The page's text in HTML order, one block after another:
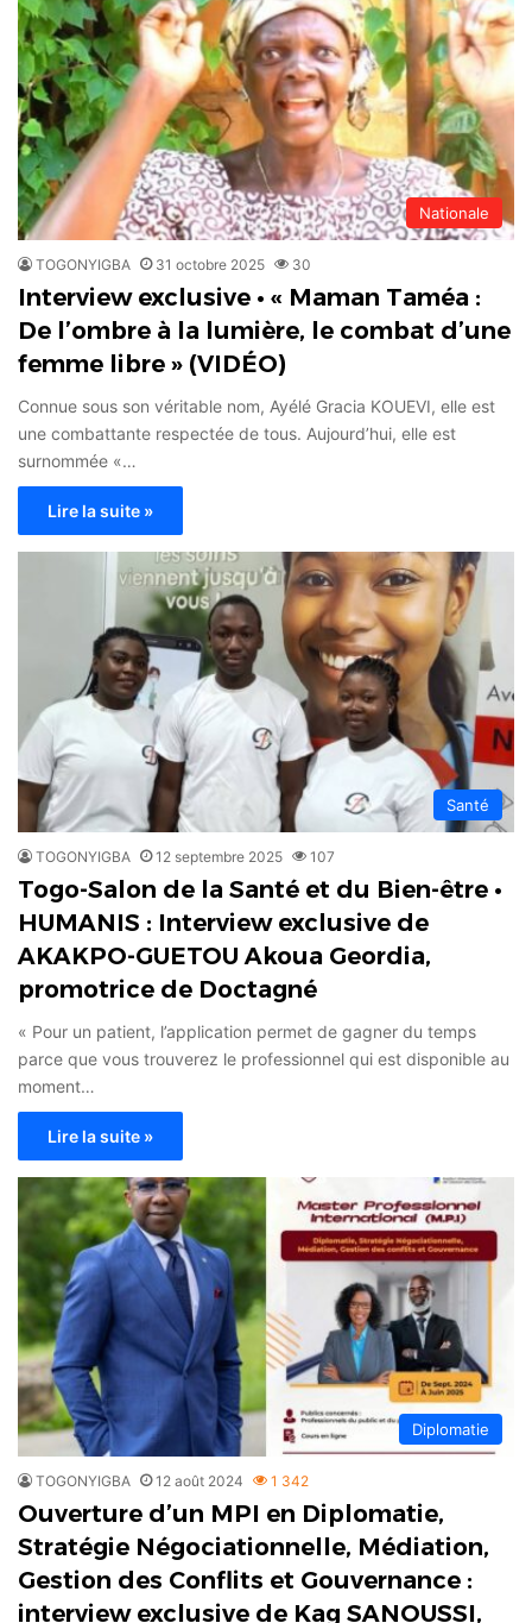
Nationale
TOGONYIGBA 31 octobre 2025 30
Interview exclusive • « Maman Taméa :
De l’ombre à la lumière, le combat d’une
femme libre » (VIDÉO)
Connue sous son véritable nom, Ayélé Gracia KOUEVI, elle est
une combattante respectée de tous. Aujourd’hui, elle est
surnommée «…
Lire la suite »
Santé
TOGONYIGBA 12 septembre 2025 107
Togo-Salon de la Santé et du Bien-être •
HUMANIS : Interview exclusive de
AKAKPO-GUETOU Akoua Geordia,
promotrice de Doctagné
« Pour un patient, l’application permet de gagner du temps
parce que vous trouverez le professionnel qui est disponible au
moment…
Lire la suite »
Diplomatie
TOGONYIGBA 12 août 2024 1 342
Ouverture d’un MPI en Diplomatie,
Stratégie Négociationnelle, Médiation,
Gestion des Conflits et Gouvernance :
interview exclusive de Kag SANOUSSI,